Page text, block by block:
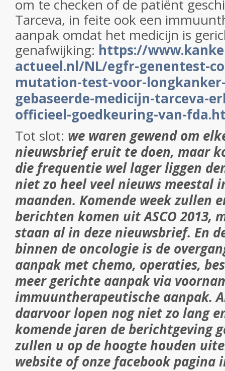
om te checken of de patiënt
Tarceva, in feite ook een
aanpak omdat het medicijn is
genafwijking: https://
actueel.nl/NL/egfr-genentest-
mutation-test-voor-
gebaseerde-medicijn-tarceva-
officieel-goedkeuring-van-
Tot slot: we waren gewend om
nieuwsbrief eruit te doen, maar
die frequentie wel lager liggen
niet zo heel veel nieuws meestal
maanden. Komende week zullen
berichten komen uit ASCO 2013,
staan al in deze nieuwsbrief. En
binnen de oncologie is de
aanpak met chemo, operaties,
meer gerichte aanpak via
immuuntherapeutische aanpak.
daarvoor lopen nog niet zo lang
komende jaren de berichtgeving
zullen u op de hoogte houden
website of onze facebook pagina